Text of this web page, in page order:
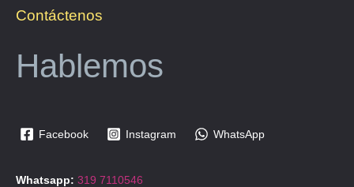
Contáctenos
Hablemos
Facebook Instagram WhatsApp
Whatsapp: 319 7110546